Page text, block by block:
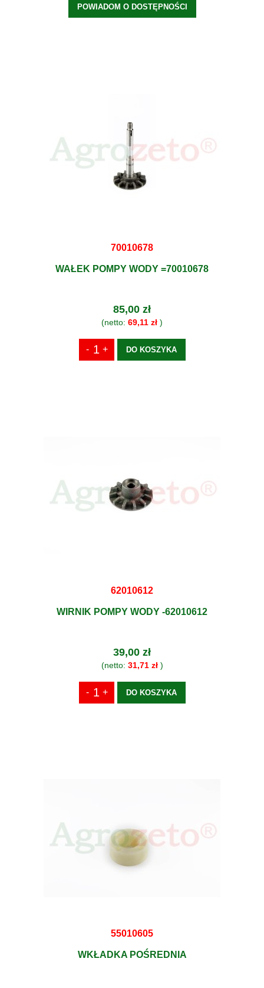
POWIADOM O DOSTĘPNOŚCI
70010678
WAŁEK POMPY WODY =70010678
85,00 zł
(netto: 69,11 zł )
DO KOSZYKA
62010612
WIRNIK POMPY WODY -62010612
39,00 zł
(netto: 31,71 zł)
DO KOSZYKA
55010605
WKŁADKA POŚREDNIA